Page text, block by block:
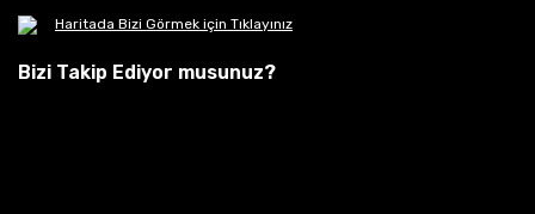
Haritada Bizi Görmek için Tıklayınız
Bizi Takip Ediyor musunuz?